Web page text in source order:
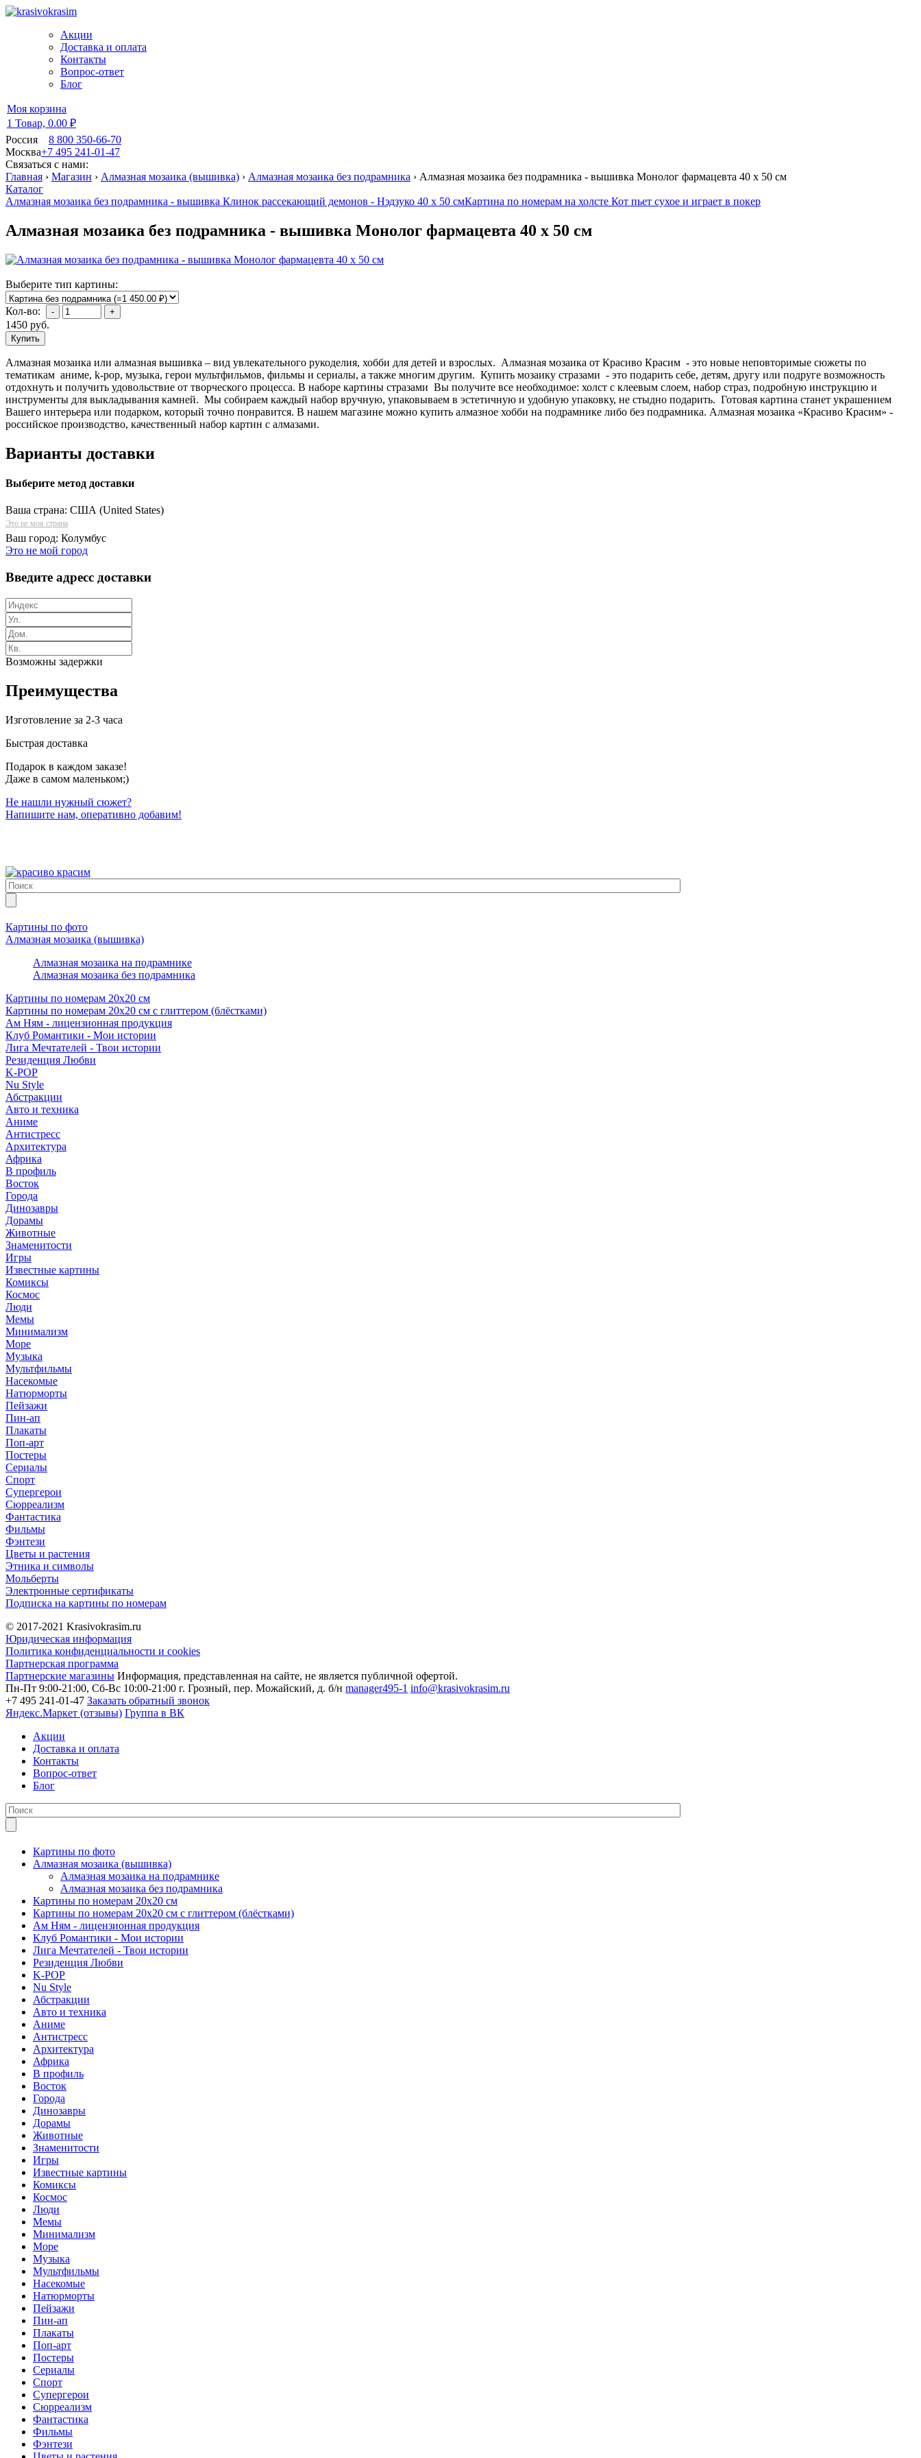
Акции
Доставка и оплата
Контакты
Вопрос-ответ
Блог
Моя корзина
1 Товар, 0.00 ₽
Россия
8 800 350-66-70
Москва+7 495 241-01-47
Связаться с нами:
Главная › Магазин › Алмазная мозаика (вышивка) › Алмазная мозаика без подрамника › Алмазная мозаика без подрамника - вышивка Монолог фармацевта 40 х 50 см
Каталог
Алмазная мозаика без подрамника - вышивка Клинок рассекающий демонов - Нэдзуко 40 х 50 смКартина по номерам на холсте Кот пьет сухое и играет в покер
Алмазная мозаика без подрамника - вышивка Монолог фармацевта 40 х 50 см
Выберите тип картины:
Кол-во:
1450 руб.
Алмазная мозаика или алмазная вышивка – вид увлекательного рукоделия, хобби для детей и взрослых. Алмазная мозаика от Красиво Красим - это новые неповторимые сюжеты по
тематикам аниме, k-pop, музыка, герои мультфильмов, фильмы и сериалы, а также многим другим. Купить мозаику стразами - это подарить себе, детям, другу или подруге возможность
отдохнуть и получить удовольствие от творческого процесса. В наборе картины стразами Вы получите все необходимое: холст с клеевым слоем, набор страз, подробную инструкцию и
инструменты для выкладывания камней. Мы собираем каждый набор вручную, упаковываем в эстетичную и удобную упаковку, не стыдно подарить. Готовая картина станет украшением
Вашего интерьера или подарком, который точно понравится. В нашем магазине можно купить алмазное хобби на подрамнике либо без подрамника. Алмазная мозаика «Красиво Красим» -
российское производство, качественный набор картин с алмазами.
Варианты доставки
Выберите метод доставки
Ваша страна: США (United States)
Это не моя страна
Ваш город: Колумбус
Это не мой город
Введите адресс доставки
Возможны задержки
Преимущества
Изготовление за 2-3 часа
Быстрая доставка
Подарок в каждом заказе!
Даже в самом маленьком;)
Не нашли нужный сюжет?
Напишите нам, оперативно добавим!
Картины по фото
Алмазная мозаика (вышивка)
Алмазная мозаика на подрамнике
Алмазная мозаика без подрамника
Картины по номерам 20х20 см
Картины по номерам 20х20 см с глиттером (блёстками)
Ам Ням - лицензионная продукция
Клуб Романтики - Мои истории
Лига Мечтателей - Твои истории
Резиденция Любви
K-POP
Nu Style
Абстракции
Авто и техника
Аниме
Антистресс
Архитектура
Африка
В профиль
Восток
Города
Динозавры
Дорамы
Животные
Знаменитости
Игры
Известные картины
Комиксы
Космос
Люди
Мемы
Минимализм
Море
Музыка
Мультфильмы
Насекомые
Натюрморты
Пейзажи
Пин-ап
Плакаты
Поп-арт
Постеры
Сериалы
Спорт
Супергерои
Сюрреализм
Фантастика
Фильмы
Фэнтези
Цветы и растения
Этника и символы
Мольберты
Электронные сертификаты
Подписка на картины по номерам
© 2017-2021 Krasivokrasim.ru
Юридическая информация
Политика конфиденциальности и cookies
Партнерская программа
Партнерские магазины Информация, представленная на сайте, не является публичной офертой.
Пн-Пт 9:00-21:00, Сб-Вс 10:00-21:00 г. Грозный, пер. Можайский, д. б/н manager495-1 info@krasivokrasim.ru
+7 495 241-01-47 Заказать обратный звонок
Яндекс.Маркет (отзывы) Группа в ВК
Акции
Доставка и оплата
Контакты
Вопрос-ответ
Блог
Картины по фото
Алмазная мозаика (вышивка)
Алмазная мозаика на подрамнике
Алмазная мозаика без подрамника
Картины по номерам 20х20 см
Картины по номерам 20х20 см с глиттером (блёстками)
Ам Ням - лицензионная продукция
Клуб Романтики - Мои истории
Лига Мечтателей - Твои истории
Резиденция Любви
K-POP
Nu Style
Абстракции
Авто и техника
Аниме
Антистресс
Архитектура
Африка
В профиль
Восток
Города
Динозавры
Дорамы
Животные
Знаменитости
Игры
Известные картины
Комиксы
Космос
Люди
Мемы
Минимализм
Море
Музыка
Мультфильмы
Насекомые
Натюрморты
Пейзажи
Пин-ап
Плакаты
Поп-арт
Постеры
Сериалы
Спорт
Супергерои
Сюрреализм
Фантастика
Фильмы
Фэнтези